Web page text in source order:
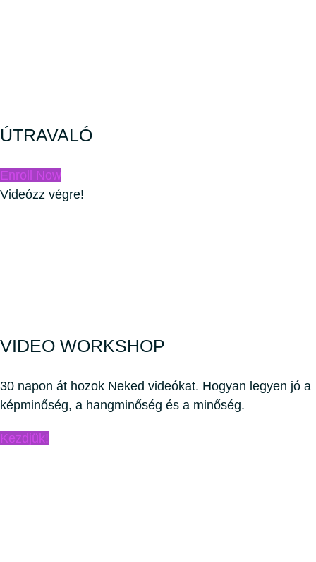
ÚTRAVALÓ
Enroll Now
Videózz végre!
VIDEO WORKSHOP
30 napon át hozok Neked videókat. Hogyan legyen jó a
képminőség, a hangminőség és a minőség.
Kezdjük!